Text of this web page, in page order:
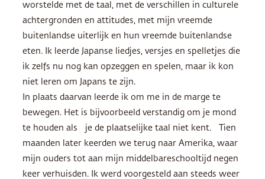
worstelde met de taal, met de verschillen in culturele
achtergronden en attitudes, met mijn vreemde
buitenlandse uiterlijk en hun vreemde buitenlandse
eten. Ik leerde Japanse liedjes, versjes en spelletjes die
ik zelfs nu nog kan opzeggen en spelen, maar ik kon
niet leren om Japans te zijn.
In plaats daarvan leerde ik om me in de marge te
bewegen. Het is bijvoorbeeld verstandig om je mond
te houden als je de plaatselijke taal niet kent. Tien
maanden later keerden we terug naar Amerika, waar
mijn ouders tot aan mijn middelbareschooltijd negen
keer verhuisden. Ik werd voorgesteld aan steeds weer